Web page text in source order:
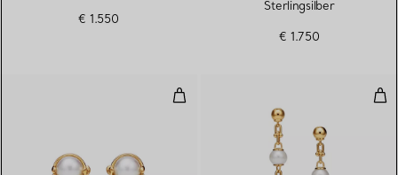
€ 1.550
Sterlingsilber
€ 1.750
Olive Leaf Ohrstecker in